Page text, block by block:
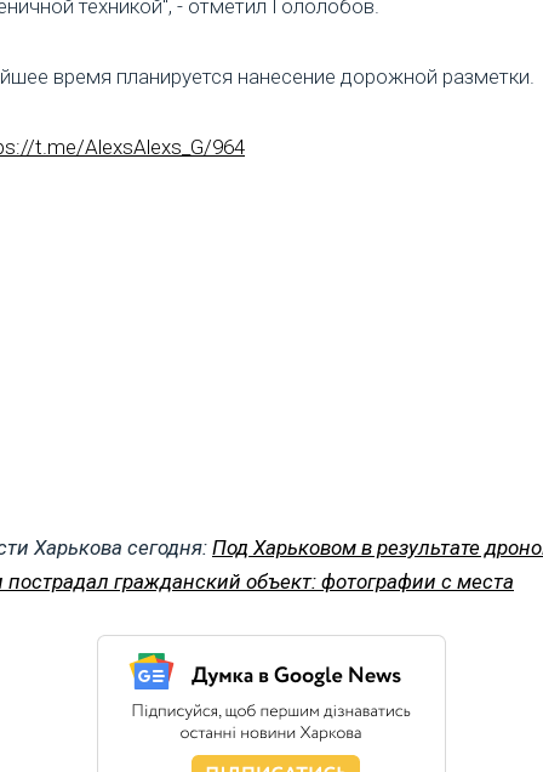
техникой", - отметил Гололобов.
время планируется нанесение дорожной разметки.
t.me/AlexsAlexs_G/964
Харькова сегодня: Под Харьковом в результате
пострадал гражданский объект: фотографии с места